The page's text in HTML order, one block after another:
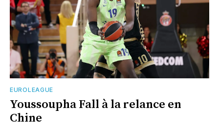
EUROLEAGUE
Youssoupha Fall à la relance en
Chine